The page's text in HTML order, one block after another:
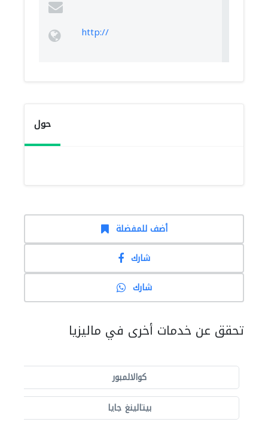
http://
حول
أضف للمفضلة
شارك
شارك
تحقق عن خدمات أخرى في ماليزيا
كوالالمبور
بيتالينغ جايا